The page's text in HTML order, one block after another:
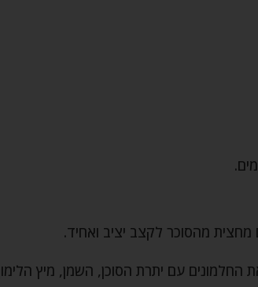
מהסוכר לקצב יציב ואחיד.
עם יתרת הסוכן, השמן, מיץ